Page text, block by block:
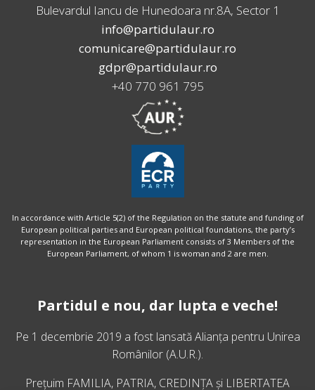
Bulevardul Iancu de Hunedoara nr.8A, Sector 1
info@partidulaur.ro
comunicare@partidulaur.ro
gdpr@partidulaur.ro
+40 770 961 795
In accordance with Article 5(2) of the Regulation on the statute and funding of
European political parties and European political foundations, the party’s
representation in the European Parliament consists of 3 Members of the
European Parliament, of whom 1 is woman and 2 are men.
Partidul e nou, dar lupta e veche!
Pe 1 decembrie 2019 a fost lansatăAlianța pentru Unirea
Românilor (A.U.R.).
Prețuim FAMILIA, PATRIA, CREDINȚA și LIBERTATEA